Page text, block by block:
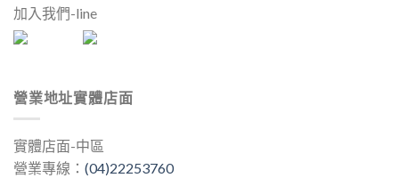
加入我們-line
營業地址實體店面
實體店面-中區
營業專線： (04)22253760